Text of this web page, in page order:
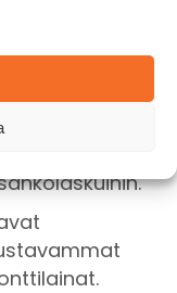
voit
pitkällä